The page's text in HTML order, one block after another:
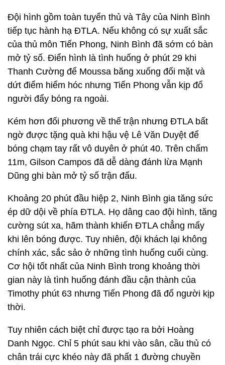
Đội hình gồm toàn tuyển thủ và Tây của Ninh Bình
tiếp tục hành hạ ĐTLA. Nếu không có sự xuất sắc
của thủ môn Tiến Phong, Ninh Bình đã sớm có bàn
mở tỷ số. Điển hình là tình huống ở phút 29 khi
Thanh Cường để Moussa băng xuống đối mặt và
dứt điểm hiểm hóc nhưng Tiến Phong vẫn kịp đổ
người đẩy bóng ra ngoài.
Kém hơn đối phương về thế trận nhưng ĐTLA bất
ngờ được tặng quà khi hậu vệ Lê Văn Duyệt để
bóng chạm tay rất vô duyên ở phút 40. Trên chấm
11m, Gilson Campos đã dễ dàng đánh lừa Mạnh
Dũng ghi bàn mở tỷ số trận đấu.
Khoảng 20 phút đầu hiệp 2, Ninh Bình gia tăng sức
ép dữ dội về phía ĐTLA. Họ dâng cao đội hình, tăng
cường sút xa, hãm thành khiến ĐTLA chẳng mấy
khi lên bóng được. Tuy nhiên, đội khách lại không
chính xác, sắc sảo ở những tình huống cuối cùng.
Cơ hội tốt nhất của Ninh Bình trong khoảng thời
gian này là tình huống đánh đầu cận thành của
Timothy phút 63 nhưng Tiến Phong đã đổ người kịp
thời.
Tuy nhiên cách biệt chỉ được tạo ra bởi Hoàng
Danh Ngọc. Chỉ 5 phút sau khi vào sân, cầu thủ có
chân trái cực khéo này đã phất 1 đường chuyền